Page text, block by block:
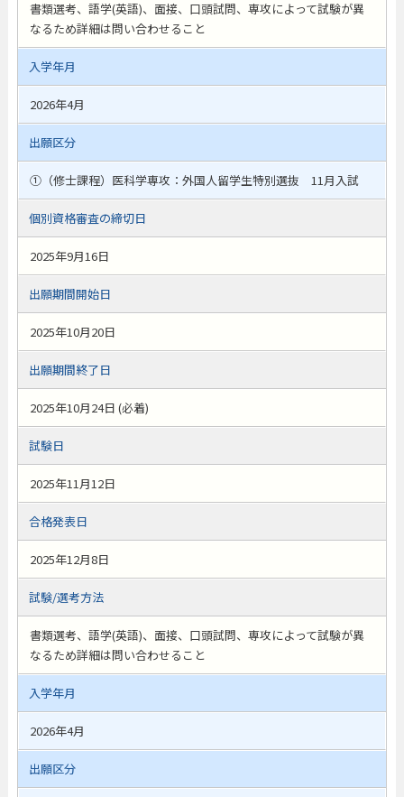
書類選考、語学(英語)、面接、口頭試問、専攻によって試験が異
なるため詳細は問い合わせること
入学年月
2026年4月
出願区分
①（修士課程）医科学専攻：外国人留学生特別選抜 11月入試
個別資格審査の締切日
2025年9月16日
出願期間開始日
2025年10月20日
出願期間終了日
2025年10月24日 (必着)
試験日
2025年11月12日
合格発表日
2025年12月8日
試験/選考方法
書類選考、語学(英語)、面接、口頭試問、専攻によって試験が異
なるため詳細は問い合わせること
入学年月
2026年4月
出願区分